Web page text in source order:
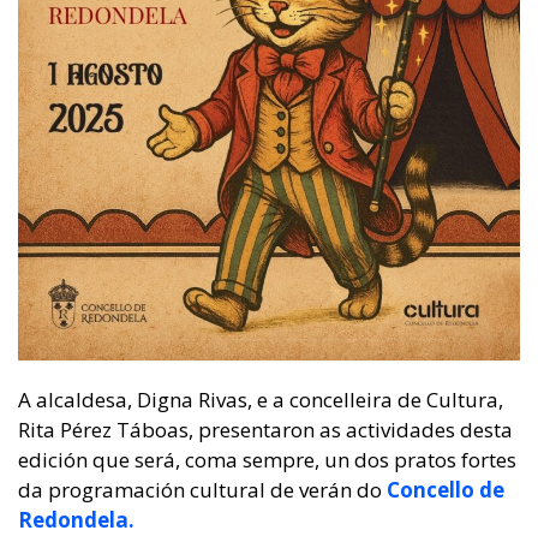
A alcaldesa, Digna Rivas, e a concelleira de Cultura,
Rita Pérez Táboas, presentaron as actividades desta
edición que será, coma sempre, un dos pratos fortes
da programación cultural de verán do Concello de
Redondela.